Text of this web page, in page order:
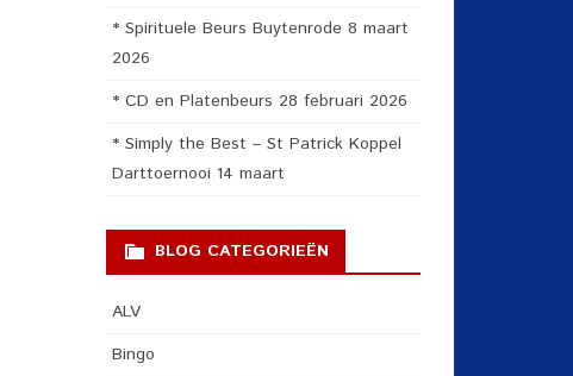
* Spirituele Beurs Buytenrode 8 maart
2026
* CD en Platenbeurs 28 februari 2026
* Simply the Best – St Patrick Koppel
Darttoernooi 14 maart
BLOG CATEGORIEËN
ALV
Bingo